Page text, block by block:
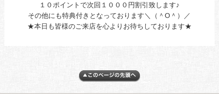
１０ポイントで次回１０００円割引致します♪
その他にも特典付きとなっております＼（＾O＾）／
★本日も皆様のご来店を心よりお待ちしております★